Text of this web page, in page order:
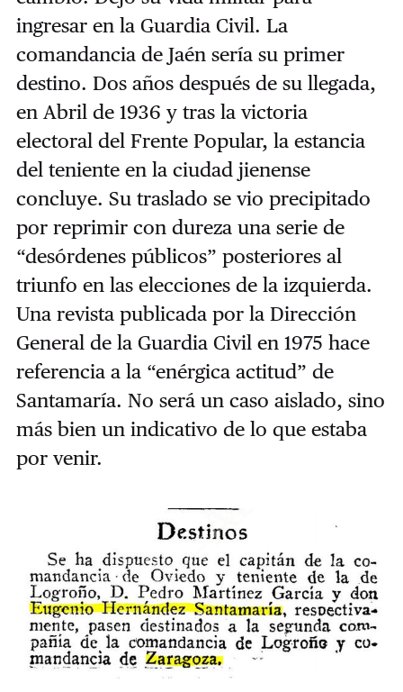
ingresar en la Guardia Civil. La
comandancia de Jaén sería su primer
destino. Dos años después de su llegada,
en Abril de 1936 y tras la victoria
electoral del Frente Popular, la estancia
del teniente en la ciudad jienense
concluye. Su traslado se vio precipitado
por reprimir con dureza una serie de
“desórdenes públicos” posteriores al
triunfo en las elecciones de la izquierda.
Una revista publicada por la Dirección
General de la Guardia Civil en 1975 hace
referencia a la “enérgica actitud” de
Santamaría. No será un caso aislado, sino
más bien un indicativo de lo que estaba
por venir.